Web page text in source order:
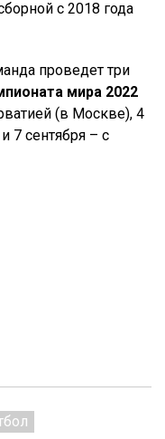
с 2018 года
проведет три
мира 2022
(в Москве), 4
7 сентября – с